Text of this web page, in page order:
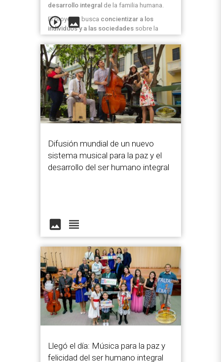
desarrollo integral de la familia humana.
El proyecto busca concientizar a los
individuos y a las sociedades sobre la
importancia de produciryescuchar
músicaconmensajes positivos ;música
que contribuya a laformación en valores
en principios éticos, morales y espirituales,
a las presentes y futuras generaciones.
play_circle_outline image
Difusión mundial de un nuevo
sistema musical para la paz y el
desarrollo del ser humano integral
image view_headline
Llegó el día: Música para la paz y
felicidad del ser humano integral